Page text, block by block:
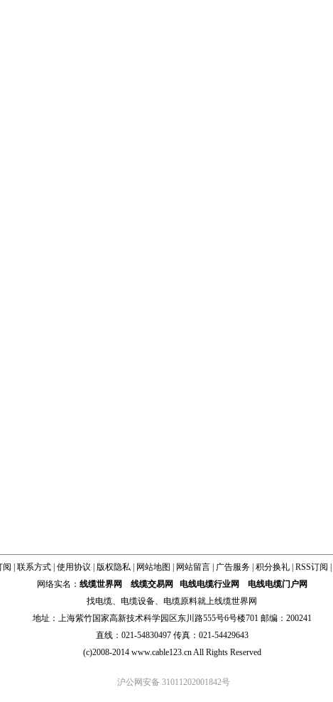
阅 联系方式| 使用协议 版权隐私| 网站地图 网站留言| 广告服务| 积分换礼| RSS订阅
网络实名： 线缆世界网 线缆交易网 电线电缆行业网
电线电缆门户网
找电缆、 电缆设备、 电缆原料就上线缆世界网
地址：上海紫竹国家高新技术科学园区东川路555号6号楼701 邮编：200241
直线：021-54830497 传真：021-54429643
(c)2008-2014 www.cable123.cn All Rights Reserved
沪公网安备 31011202001842号